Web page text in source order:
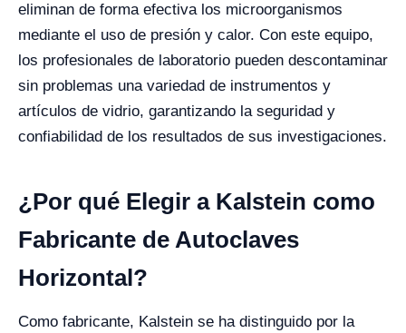
eliminan de forma efectiva los microorganismos
mediante el uso de presión y calor. Con este equipo,
los profesionales de laboratorio pueden descontaminar
sin problemas una variedad de instrumentos y
artículos de vidrio, garantizando la seguridad y
confiabilidad de los resultados de sus investigaciones.
¿Por qué Elegir a Kalstein como
Fabricante de Autoclaves
Horizontal?
Como fabricante, Kalstein se ha distinguido por la